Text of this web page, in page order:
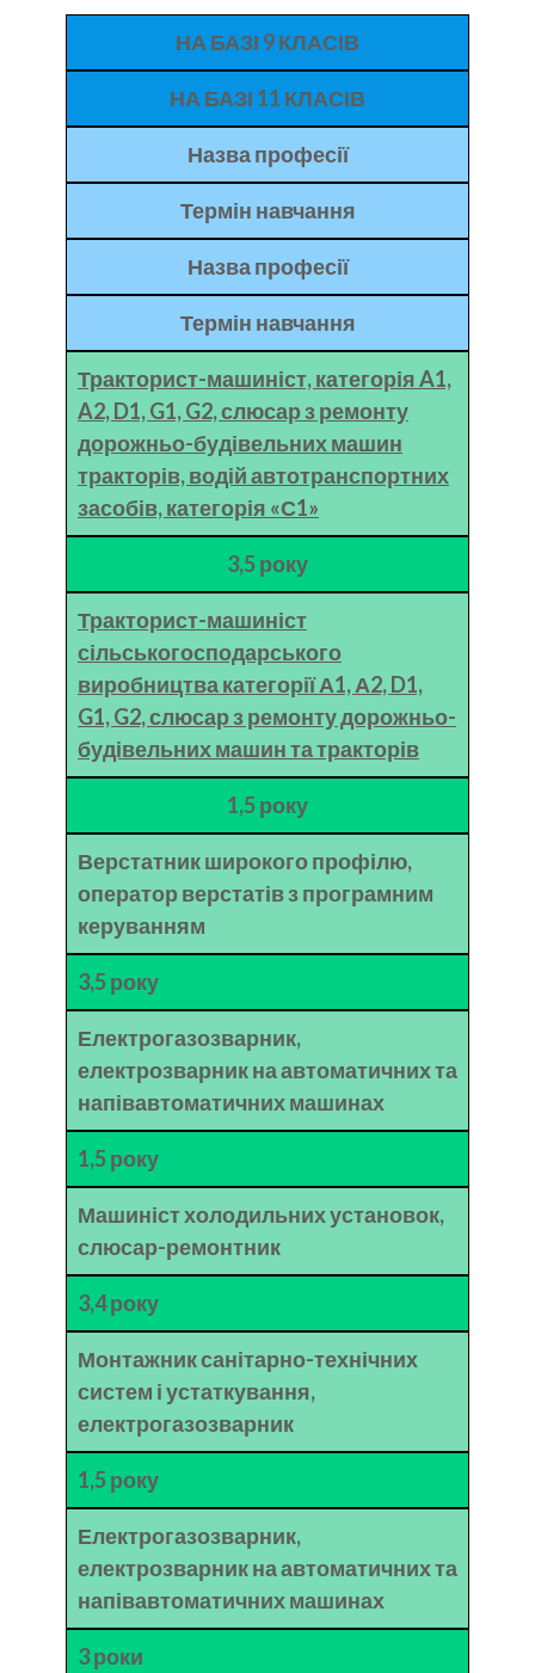
НА БАЗІ 9 КЛАСІВ
НА БАЗІ 11 КЛАСІВ
Назва професії
Термін навчання
Назва професії
Термін навчання
Тракторист-машиніст, категорія A1,
A2, D1, G1, G2, слюсар з ремонту
дорожньо-будівельних машин
тракторів, водій автотранспортних
засобів, категорія «С1»
3,5 року
Тракторист-машиніст
сільськогосподарського
виробництва категорії А1, А2, D1,
G1, G2, слюсар з ремонту дорожньо-
будівельних машин та тракторів
1,5 року
Верстатник широкого профілю,
оператор верстатів з програмним
керуванням
3,5 року
Електрогазозварник,
електрозварник на автоматичних та
напівавтоматичних машинах
1,5 року
Машиніст холодильних установок,
слюсар-ремонтник
3,4 року
Монтажник санітарно-технічних
систем і устаткування,
електрогазозварник
1,5 року
Електрогазозварник,
електрозварник на автоматичних та
напівавтоматичних машинах
3 роки